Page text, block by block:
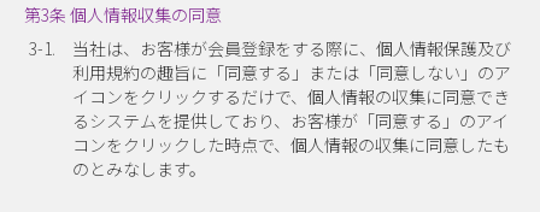
第3条 個人情報収集の同意
3-1.
当社は、お客様が会員登録をする際に、個人情報保護及び
利用規約の趣旨に「同意する」または「同意しない」のア
イコンをクリックするだけで、個人情報の収集に同意でき
るシステムを提供しており、お客様が「同意する」のアイ
コンをクリックした時点で、個人情報の収集に同意したも
のとみなします。